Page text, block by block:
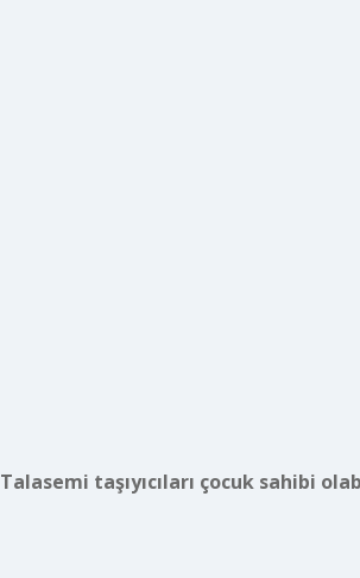
Talasemi taşıyıcıları çocuk sahibi